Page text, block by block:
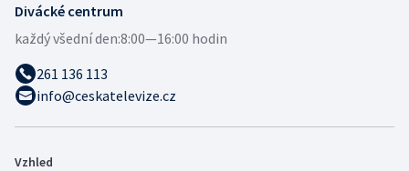
Divácké centrum
každý všední den:8:00—16:00 hodin
261 136 113
info@ceskatelevize.cz
Vzhled